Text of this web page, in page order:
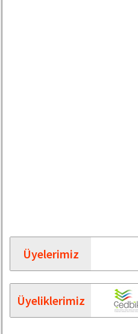
Üyelerimiz
Üyeliklerimiz